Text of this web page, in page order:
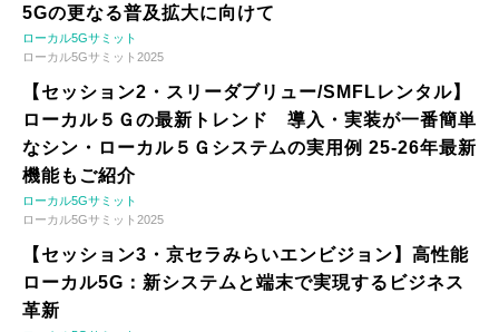
5Gの更なる普及拡大に向けて
ローカル5Gサミット
ローカル5Gサミット2025
【セッション2・スリーダブリュー/SMFLレンタル】
ローカル５Ｇの最新トレンド 導入・実装が一番簡単
なシン・ローカル５Ｇシステムの実用例 25-26年最新
機能もご紹介
ローカル5Gサミット
ローカル5Gサミット2025
【セッション3・京セラみらいエンビジョン】高性能
ローカル5G：新システムと端末で実現するビジネス
革新